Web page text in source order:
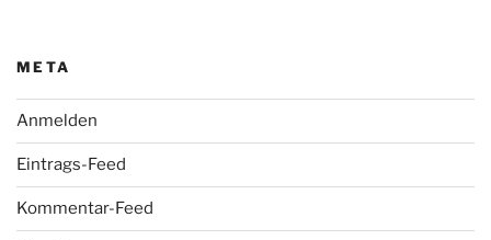
META
Anmelden
Eintrags-Feed
Kommentar-Feed